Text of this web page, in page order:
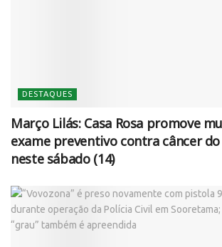
DESTAQUES
Março Lilás: Casa Rosa promove
exame preventivo contra câncer
neste sábado (14)